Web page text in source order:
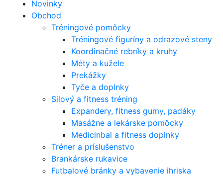
Novinky
Obchod
Tréningové pomôcky
Tréningové figuríny a odrazové steny
Koordinačné rebríky a kruhy
Méty a kužele
Prekážky
Tyče a doplnky
Silový a fitness tréning
Expandery, fitness gumy, padáky
Masážne a lekárske pomôcky
Medicinbal a fitness doplnky
Tréner a príslušenstvo
Brankárske rukavice
Futbalové bránky a vybavenie ihriska